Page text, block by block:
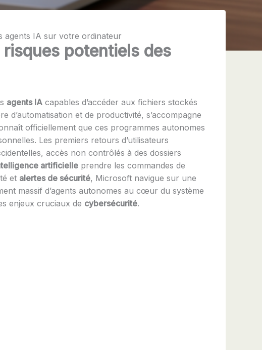
agents IA sur votre ordinateur
potentiels des
agents IA capables d’accéder aux fichiers stockés
et de productivité, s’accompagne
officiellement que ces programmes autonomes
Les premiers retours d’utilisateurs
accès non contrôlés à des dossiers
artificielle prendre les commandes de
et alertes de sécurité, Microsoft navigue sur une
massif d’agents autonomes au cœur du système
enjeux cruciaux de cybersécurité.